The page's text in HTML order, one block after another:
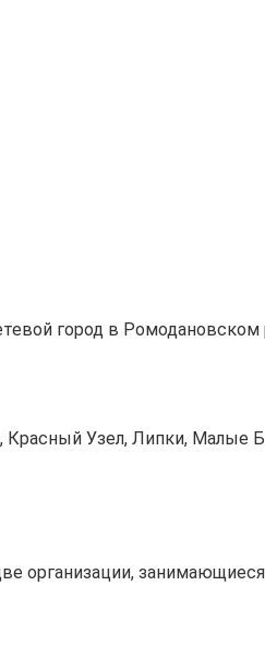
город в
Узел, Липки, Малые
организации,